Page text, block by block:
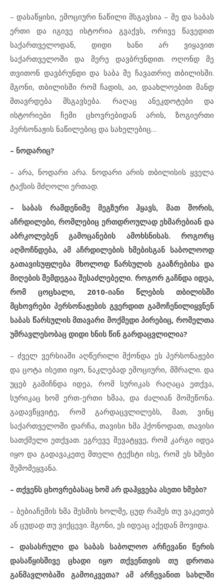
– დასაწყისი, ემოციური ნაწილი მსგავსია – მე და საბას
ერთი და იგივე ისტორია გვაქვს, ორივე წავედით
საქართველოდან, დიდი ხანი არ ვიყავით
საქართველოში და მერე დავბრუნდით. ოღონდ მე
თვითონ დავბრუნდი და საბა მე ჩავათრიე თბილისში.
მგონი, თბილისში რომ ჩადის, აი, დაახლოებით მანდ
მთავრდება მსგავსება. რაღაც ანეკდოტები და
ისტორიები ჩემი ცხოვრებიდან არის, ზოგიერთი
პერსონაჟის ნაწილებიც და სახელებიც…
– ნოდარიც?
– არა, ნოდარი არა. ნოდარი არის თბილისის ყველა
ტაქსის მძღოლი ერთად.
– საბას რამდენიმე მეგზური ჰყავს, მათ შორის,
აჩრდილები, რომლებიც ერთდროულად ეხმარებიან და
აბრკოლებენ გამოცანების ამოხსნისას. როგორც
აღმოჩნდება, ამ აჩრდილების ხმებისგან საბოლოოდ
გათავისუფლება მხოლოდ წარსულის გააზრებისა და
მიღების შემდეგაა შესაძლებელი. როგორ გაჩნდა იდეა,
რომ ცოცხალი, 2010-იანი წლების თბილისში
მცხოვრები პერსონაჟების გვერდით გამოჩენილიყვნენ
საბას წარსულის მთავარი მოქმედი პირებიც, რომელთა
უმრავლესობაც დიდი ხნის წინ გარდაცვლილია?
– ძველ ვერსიაში აღწერილი მქონდა ეს პერსონაჟები
და ცოტა ისეთი იყო, ნაკლებად ემოციური, მშრალი. და
უცებ გამიჩნდა იდეა, რომ სურიკას რაღაცა ეთქვა,
სურიკაც ხომ ერთ-ერთი ხმაა, და ძალიან მომეწონა.
გადავწყვიტე, რომ გარდაცვლილებს, მათ, ვინც
საქართველოში დარჩა, თავისი ხმა ჰქონოდათ, თავისი
სათქმელი ეთქვათ. ეგრევე შევატყვე, რომ კარგი იდეა
იყო და გადავაკეთე მთელი ტექსტი ისე, რომ ეს ხმები
შემომეყვანა.
– თქვენს ცხოვრებასაც ხომ არ დაჰყვება ასეთი ხმები?
– ბებიაჩემის ხმა მესმის ხოლმე, ცუდ რამეს თუ ვაკეთებ
ან ცუდად თუ ვიქცევი. მგონი, ეს იდეაც აქედან მოვიდა.
– დასასრული და საბას საბოლოო არჩევანი წერის
დასაწყისშივე ცხადი იყო თქვენთვის თუ დროთა
განმავლობაში გამოიკვეთა? ამ არჩევანით სახლში